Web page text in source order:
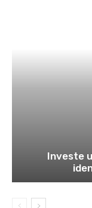
Investe